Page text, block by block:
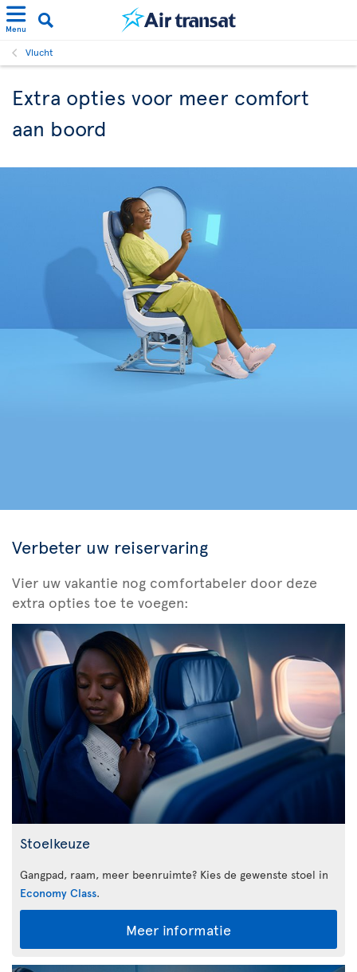
Menu
Vlucht
Extra opties voor meer comfort
aan boord
Verbeter uw reiservaring
Vier uw vakantie nog comfortabeler door deze
extra opties toe te voegen:
Stoelkeuze
Gangpad, raam, meer beenruimte? Kies de gewenste stoel in
Economy Class.
Meer informatie